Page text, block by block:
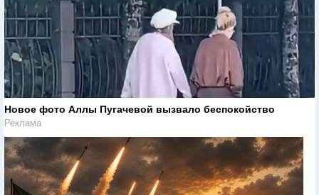
Новое фото Аллы Пугачевой вызвало беспокойство
Реклама